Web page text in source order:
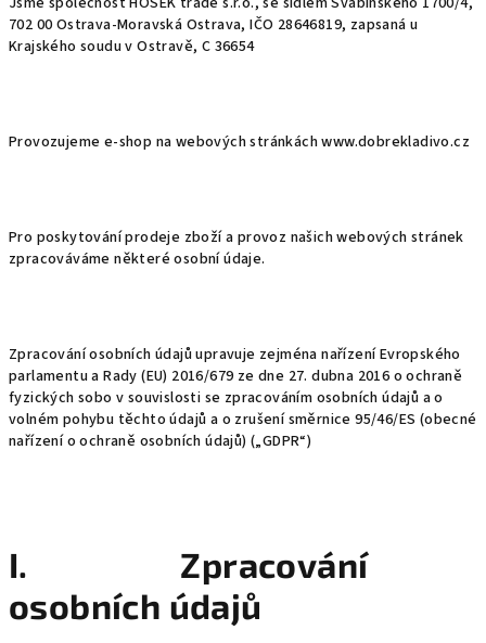
702 00 Ostrava-Moravská Ostrava, IČO 28646819, zapsaná u
Krajského soudu v Ostravě, C 36654
Provozujeme e-shop na webových stránkách www.dobrekladivo.cz
Pro poskytování prodeje zboží a provoz našich webových stránek
zpracováváme některé osobní údaje.
Zpracování osobních údajů upravuje zejména nařízení Evropského
parlamentu a Rady (EU) 2016/679 ze dne 27. dubna 2016 o ochraně
fyzických sobo v souvislosti se zpracováním osobních údajů a o
volném pohybu těchto údajů a o zrušení směrnice 95/46/ES (obecné
nařízení o ochraně osobních údajů) („GDPR“)
I. Zpracování
osobních údajů